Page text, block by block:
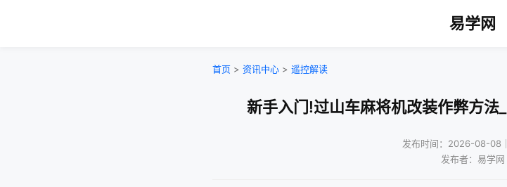
易学网
首页 > 资讯中心 > 遥控解读
新手入门!过山车麻将机改装作弊方法
发布时间：2026-08-08
发布者：易学网